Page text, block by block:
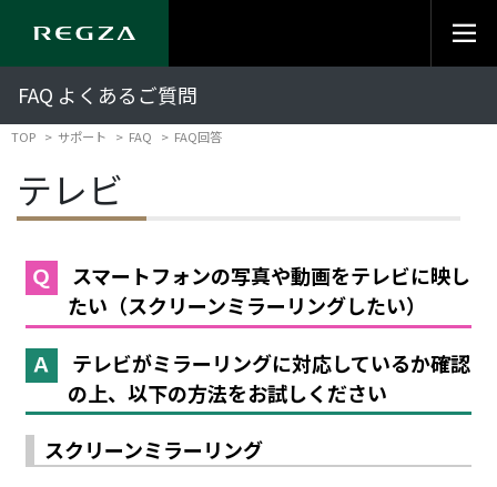
FAQ よくあるご質問
TOP サポート FAQ FAQ回答
テレビ